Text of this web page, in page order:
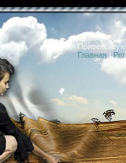
09.08.2026
Главная |